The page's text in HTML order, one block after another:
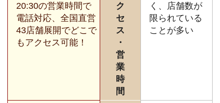
20:30の営業時間で
電話対応、全国直営
43店舗展開でどこで
もアクセス可能！
ク
セ
ス
・
営
業
時
間
く、店舗数が
限られている
ことが多い